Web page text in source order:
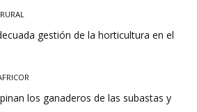
gestión de la horticultura en el
los ganaderos de las subastas y